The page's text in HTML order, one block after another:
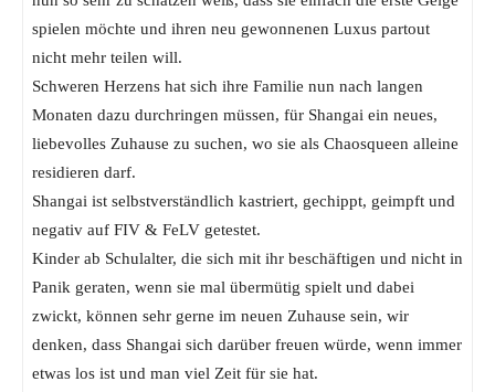
spielen möchte und ihren neu gewonnenen Luxus partout
nicht mehr teilen will.
Schweren Herzens hat sich ihre Familie nun nach langen
Monaten dazu durchringen müssen, für Shangai ein neues,
liebevolles Zuhause zu suchen, wo sie als Chaosqueen alleine
residieren darf.
Shangai ist selbstverständlich kastriert, gechippt, geimpft und
negativ auf FIV & FeLV getestet.
Kinder ab Schulalter, die sich mit ihr beschäftigen und nicht in
Panik geraten, wenn sie mal übermütig spielt und dabei
zwickt, können sehr gerne im neuen Zuhause sein, wir
denken, dass Shangai sich darüber freuen würde, wenn immer
etwas los ist und man viel Zeit für sie hat.